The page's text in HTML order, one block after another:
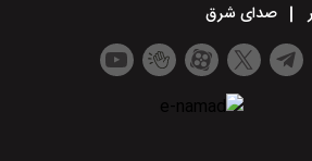
صدای شرق